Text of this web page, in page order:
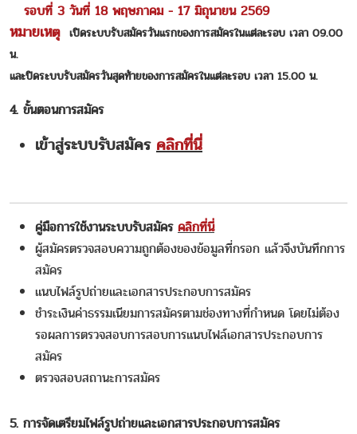
รอบที่ 3 วันที่ 18 พฤษภาคม - 17 มิถุนายน 2569
หมายเหตุ เปิดระบบรับสมัครวันแรกของการสมัครในแต่ละรอบ เวลา 09.00
น.
และปิดระบบรับสมัครวันสุดท้ายของการสมัครในแต่ละรอบ เวลา 15.00 น.
4. ขั้นตอนการสมัคร
เข้าสู่ระบบรับสมัคร คลิกที่นี่
คู่มือการใช้งานระบบรับสมัคร คลิกที่นี่
ผู้สมัครตรวจสอบความถูกต้องของข้อมูลที่กรอก แล้วจึงบันทึกการ
สมัคร
แนบไฟล์รูปถ่ายและเอกสารประกอบการสมัคร
ชำระเงินค่าธรรมเนียมการสมัครตามช่องทางที่กำหนด โดยไม่ต้อง
รอผลการตรวจสอบการสอบการแนบไฟล์เอกสารประกอบการ
สมัคร
ตรวจสอบสถานะการสมัคร
5. การจัดเตรียมไฟล์รูปถ่ายและเอกสารประกอบการสมัคร